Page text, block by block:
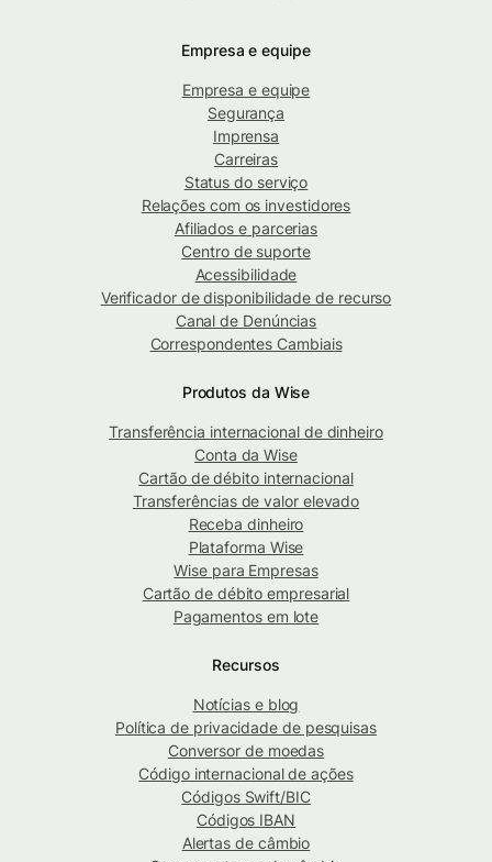
Empresa e equipe
Empresa e equipe
Segurança
Imprensa
Carreiras
Status do serviço
Relações com os investidores
Afiliados e parcerias
Centro de suporte
Acessibilidade
Verificador de disponibilidade de recurso
Canal de Denúncias
Correspondentes Cambiais
Produtos da Wise
Transferência internacional de dinheiro
Conta da Wise
Cartão de débito internacional
Transferências de valor elevado
Receba dinheiro
Plataforma Wise
Wise para Empresas
Cartão de débito empresarial
Pagamentos em lote
Recursos
Notícias e blog
Política de privacidade de pesquisas
Conversor de moedas
Código internacional de ações
Códigos Swift/BIC
Códigos IBAN
Alertas de câmbio